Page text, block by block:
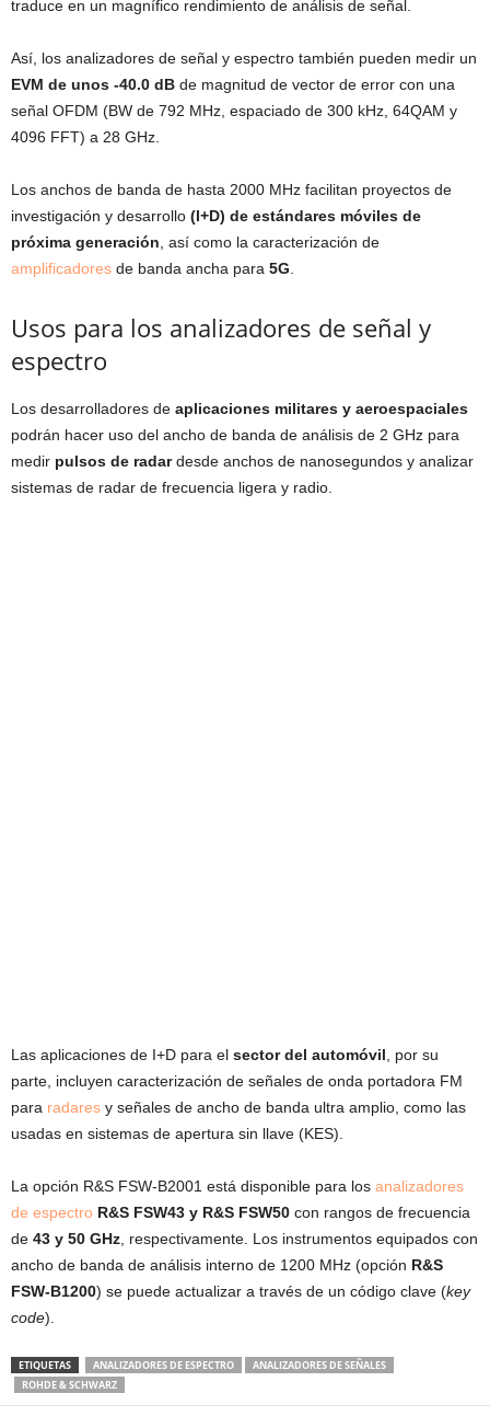
traduce en un magnífico rendimiento de análisis de señal.
Así, los analizadores de señal y espectro también pueden medir un
EVM de unos -40.0 dB de magnitud de vector de error con una
señal OFDM (BW de 792 MHz, espaciado de 300 kHz, 64QAM y
4096 FFT) a 28 GHz.
Los anchos de banda de hasta 2000 MHz facilitan proyectos de
investigación y desarrollo (I+D) de estándares móviles de
próxima generación , así como la caracterización de
amplificadores de banda ancha para 5G
Usos para los analizadores de señal y
espectro
Los desarrolladores de aplicaciones militares y aeroespaciales
podrán hacer uso del ancho de banda de análisis de 2 GHz para
medir pulsos de radardesde anchos de nanosegundos y analizar
sistemas de radar de frecuencia ligera y radio.
Las aplicaciones de I+D para el sector del automóvil , por su
parte, incluyen caracterización de señales de onda portadora FM
para radares y señales de ancho de banda ultra amplio, como las
usadas en sistemas de apertura sin llave (KES).
La opción R&S FSW-B2001 está disponible para los analizadores
de espectro R&S FSW43 y R&S FSW50 con rangos de frecuencia
de 43 y 50 GHz , respectivamente. Los instrumentos equipados con
ancho de banda de análisis interno de 1200 MHz (opción R&S
FSW-B1200) se puede actualizar a través de un código clave (key
code).
ETIQUETAS ANALIZADORES DE ESPECTRO
ANALIZADORES DE SEÑALES
ROHDE & SCHWARZ